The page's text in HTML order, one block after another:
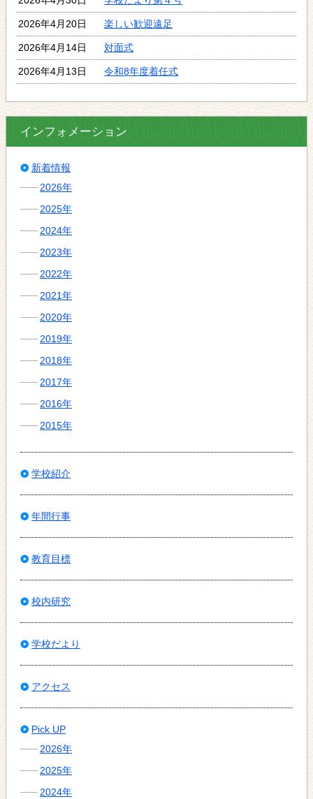
2026年4月20日 楽しい歓迎遠足
2026年4月14日 対面式
2026年4月13日 令和8年度着任式
インフォメーション
新着情報
2026年
2025年
2024年
2023年
2022年
2021年
2020年
2019年
2018年
2017年
2016年
2015年
学校紹介
年間行事
教育目標
校内研究
学校だより
アクセス
Pick UP
2026年
2025年
2024年